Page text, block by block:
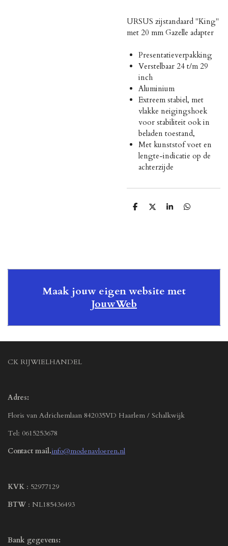
URSUS zijstandaard "King"
met 20 mm Gazelle adapter
Presentatieverpakking
Verstelbaar 24 t/m 29
inch
Aluminium
Extreem stabiel, met
vlakke neigingshoek
voor stabiliteit ook in
beladen toestand,
Met kunststof voet en
lengte-indicatie op de
achterzijde
D
D
S
D
Maak jouw eigen website met
JouwWeb
CK RIJWIELHANDEL
Adres:
Floris van Adrichemlaan 842035VD Haarlem / Schalkwijk
Tel: 0615253678
Contact mail.info@modenavloeren.nl
KVK : 52977129
BTW : NL185436493
Bank gegevens: